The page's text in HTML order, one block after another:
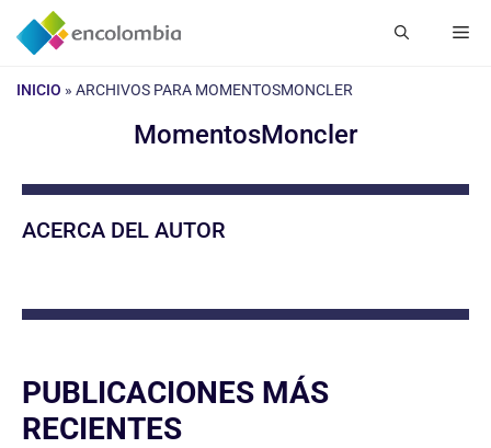
Saltar
INICIO » ARCHIVOS PARA MOMENTOSMONCLER
MomentosMoncler
ACERCA DEL AUTOR
PUBLICACIONES MÁS
RECIENTES